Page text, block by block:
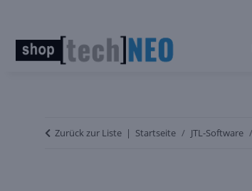
Zurück zur Liste Startseite JTL-Software